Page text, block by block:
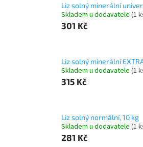
Liz solný minerální
Skladem u dodavatele (1
301 Kč
Liz solný minerální
Skladem u dodavatele (1
315 Kč
Liz solný normální, 10 kg
Skladem u dodavatele (1
281 Kč